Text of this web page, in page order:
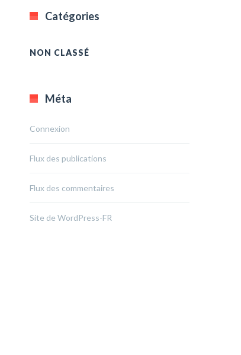
Catégories
NON CLASSÉ
Méta
Connexion
Flux des publications
Flux des commentaires
Site de WordPress-FR